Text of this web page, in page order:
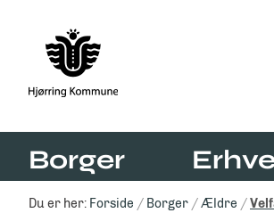
Borger
Du er her: Forside Borger Ældre